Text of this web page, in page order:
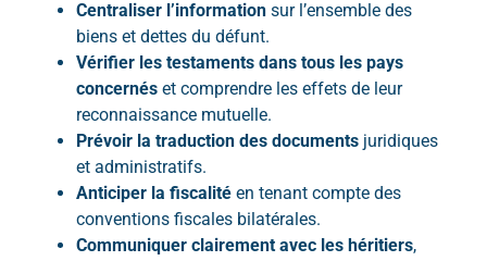
Centraliser l’information sur l’ensemble des
biens et dettes du défunt.
Vérifier les testaments dans tous les pays
concernés et comprendre les effets de leur
reconnaissance mutuelle.
Prévoir la traduction des documents juridiques
et administratifs.
Anticiper la fiscalité en tenant compte des
conventions fiscales bilatérales.
Communiquer clairement avec les héritiers,